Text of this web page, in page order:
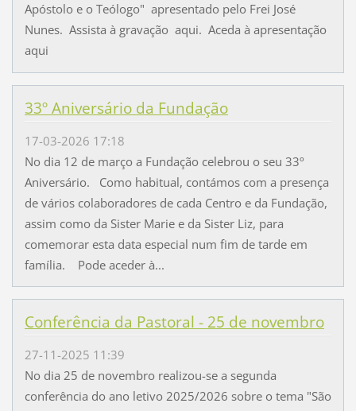
Apóstolo e o Teólogo" apresentado pelo Frei José
Nunes. Assista à gravação aqui. Aceda à apresentação
aqui
33º Aniversário da Fundação
17-03-2026 17:18
No dia 12 de março a Fundação celebrou o seu 33º
Aniversário. Como habitual, contámos com a presença
de vários colaboradores de cada Centro e da Fundação,
assim como da Sister Marie e da Sister Liz, para
comemorar esta data especial num fim de tarde em
família. Pode aceder à...
Conferência da Pastoral - 25 de novembro
27-11-2025 11:39
No dia 25 de novembro realizou-se a segunda
conferência do ano letivo 2025/2026 sobre o tema "São